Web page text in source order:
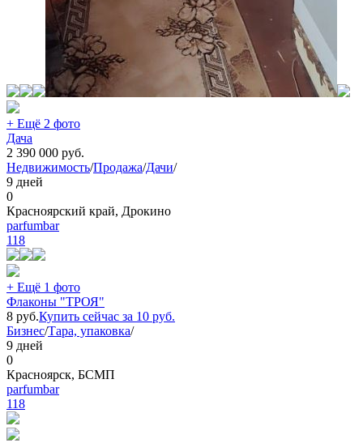
+ Ещё 2 фото
Дача
2 390 000 руб.
Недвижимость/Продажа/Дачи/
9 дней
0
Красноярский край, Дрокино
parfumbar
118
+ Ещё 1 фото
Флаконы "ТРОЯ"
8 руб.Купить сейчас за 10 руб.
Бизнес/Тара, упаковка/
9 дней
0
Красноярск, БСМП
parfumbar
118